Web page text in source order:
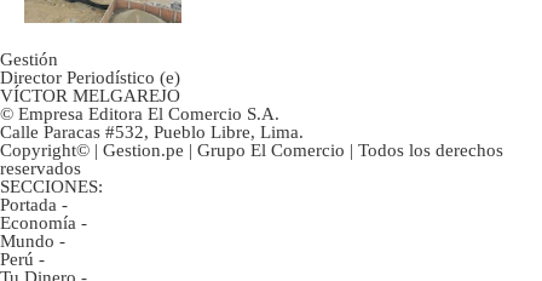
Gestión
Director Periodístico (e)
VÍCTOR MELGAREJO
© Empresa Editora El Comercio S.A.
Calle Paracas #532, Pueblo Libre, Lima.
Copyright© | Gestion.pe | Grupo El Comercio | Todos los derechos
reservados
SECCIONES:
Portada -
Economía -
Mundo -
Perú -
Tu Dinero -